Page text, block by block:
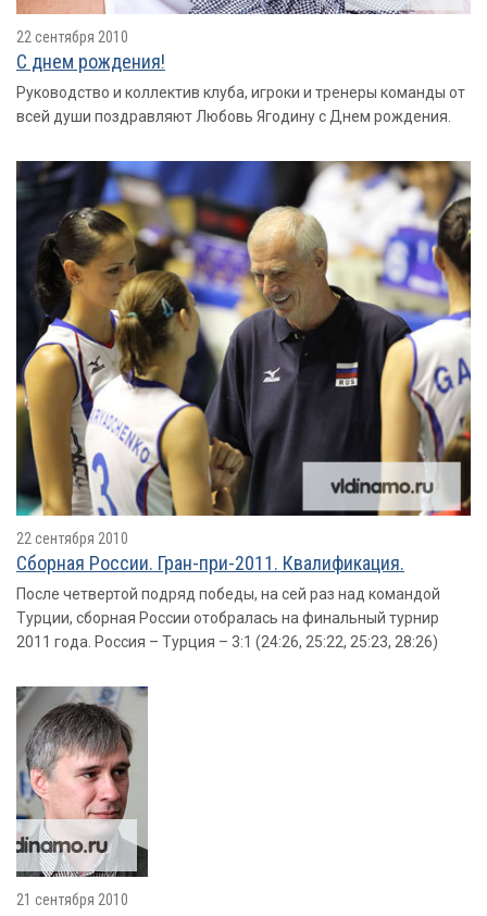
22 сентября 2010
С днем рождения!
Руководство и коллектив клуба, игроки и тренеры команды от
всей души поздравляют Любовь Ягодину с Днем рождения.
22 сентября 2010
Сборная России. Гран-при-2011. Квалификация.
После четвертой подряд победы, на сей раз над командой
Турции, сборная России отобралась на финальный турнир
2011 года. Россия – Турция – 3:1 (24:26, 25:22, 25:23, 28:26)
21 сентября 2010